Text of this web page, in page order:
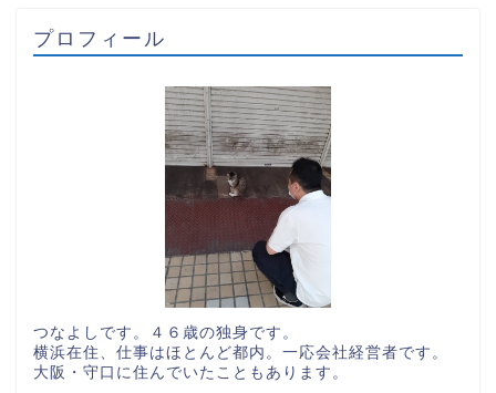
プロフィール
つなよしです。４６歳の独身です。
横浜在住、仕事はほとんど都内。一応会社経営者です。
大阪・守口に住んでいたこともあります。